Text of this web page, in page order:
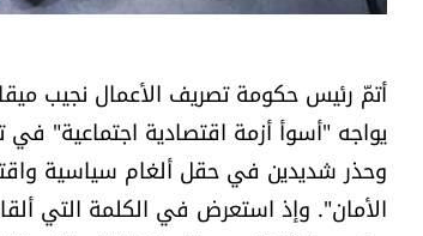
أتمّ رئيس حكومة تصريف الأعمال نجيب
يواجه "أسوأ أزمة اقتصادية اجتماعية"
وحذر شديدين في حقل ألغام سياسية